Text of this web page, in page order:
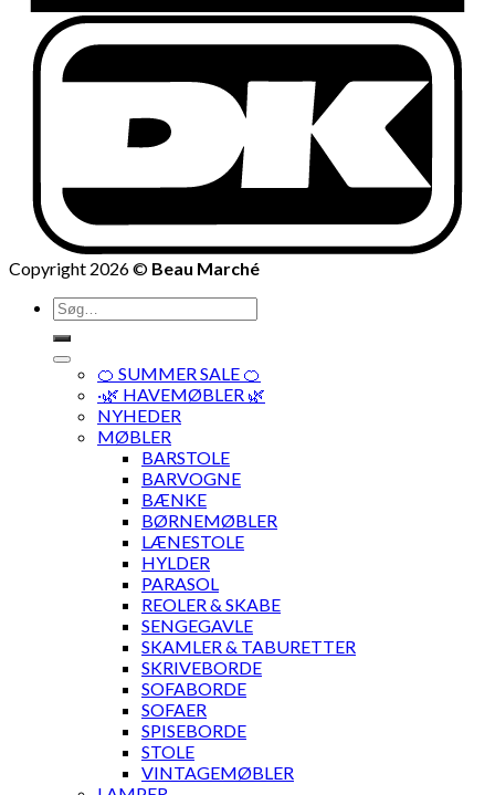
Copyright 2026 © Beau Marché
Søg
efter:
🍊 SUMMER SALE 🍊
·🌿 HAVEMØBLER 🌿
NYHEDER
MØBLER
BARSTOLE
BARVOGNE
BÆNKE
BØRNEMØBLER
LÆNESTOLE
HYLDER
PARASOL
REOLER & SKABE
SENGEGAVLE
SKAMLER & TABURETTER
SKRIVEBORDE
SOFABORDE
SOFAER
SPISEBORDE
STOLE
VINTAGEMØBLER